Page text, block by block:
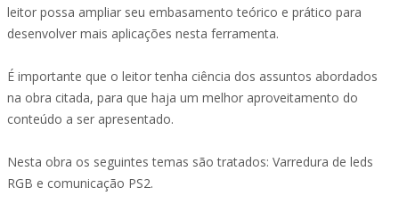
leitor possa ampliar seu embasamento teórico e prático para
desenvolver mais aplicações nesta ferramenta.
É importante que o leitor tenha ciência dos assuntos abordados
na obra citada, para que haja um melhor aproveitamento do
conteúdo a ser apresentado.
Nesta obra os seguintes temas são tratados: Varredura de leds
RGB e comunicação PS2.